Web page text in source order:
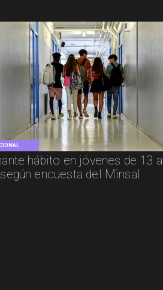
hábito en jóvenes de 13
encuesta del Minsal